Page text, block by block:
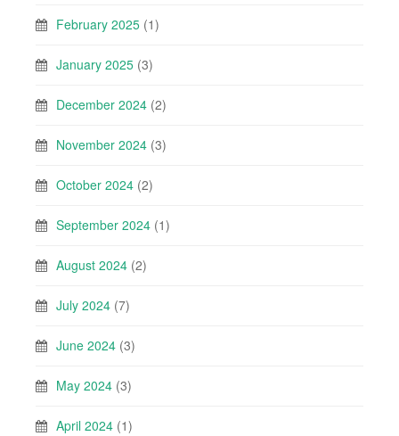
February 2025 (1)
January 2025 (3)
December 2024 (2)
November 2024 (3)
October 2024 (2)
September 2024 (1)
August 2024 (2)
July 2024 (7)
June 2024 (3)
May 2024 (3)
April 2024 (1)